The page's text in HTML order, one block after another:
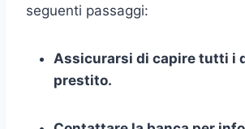
seguenti passaggi:
Assicurarsi di capire tutti i
prestito.